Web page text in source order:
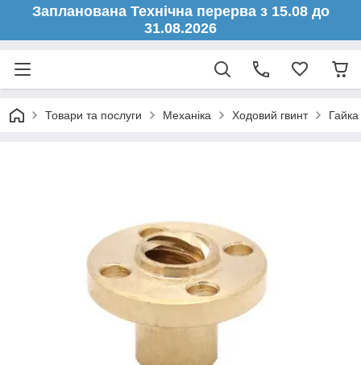
Запланована Технічна перерва з 15.08 до
31.08.2026
Товари та послуги Механіка Ходовий гвинт